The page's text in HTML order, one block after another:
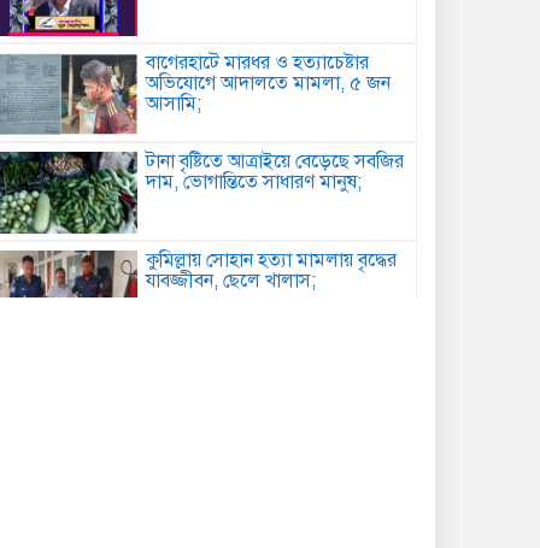
বাগেরহাটে মারধর ও হত্যাচেষ্টার
অভিযোগে আদালতে মামলা, ৫ জন
আসামি;
টানা বৃষ্টিতে আত্রাইয়ে বেড়েছে সবজির
দাম, ভোগান্তিতে সাধারণ মানুষ;
কুমিল্লায় সোহান হত্যা মামলায় বৃদ্ধের
যাবজ্জীবন, ছেলে খালাস;